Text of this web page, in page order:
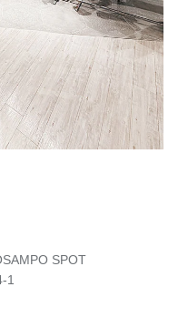
SPOT
1